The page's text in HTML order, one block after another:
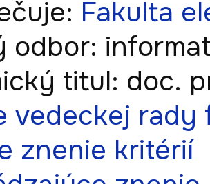
Fakulta
odbor:
titul: doc.
vedeckej rady
znenie kritérií